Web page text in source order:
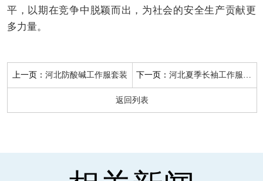
平，以期在竞争中脱颖而出，为社会的安全生产贡献更
多力量。
上一页：河北防酸碱工作服套装 下一页：河北夏季长袖工作服定做
返回列表